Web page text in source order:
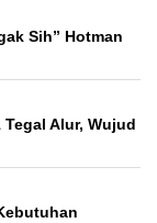
Sih” Hotman
Alur, Wujud